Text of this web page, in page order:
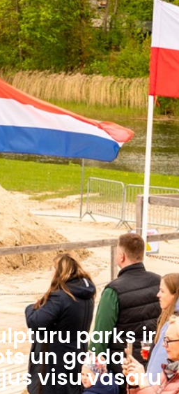
parks ir
un gaida
visu vasaru